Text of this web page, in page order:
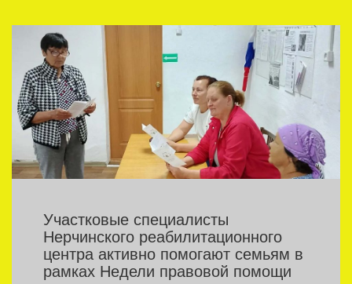
Участковые специалисты
Нерчинского реабилитационного
центра активно помогают семьям в
рамках Недели правовой помощи